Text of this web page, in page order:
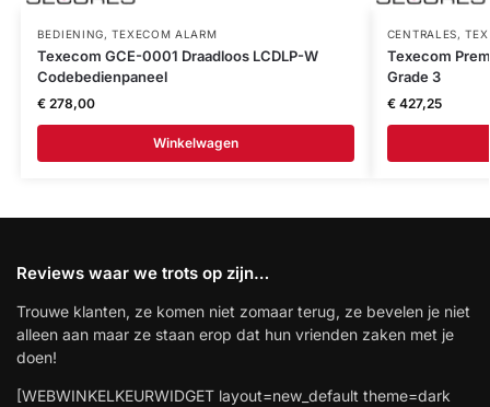
BEDIENING,TEXECOM ALARM
Texecom GCE-0001 Draadloos LCDLP-W
Codebedienpaneel
€278,00
Winkelwagen
CENTRALES,
Texecom
Grade 3
€427,25
Reviews waar we trots op zijn…
Trouwe klanten, ze komen niet zomaar terug, ze bevelen je niet
alleen aan maar ze staan erop dat hun vrienden zaken met je
doen!
[WEBWINKELKEURWIDGET layout=new_default theme=dark